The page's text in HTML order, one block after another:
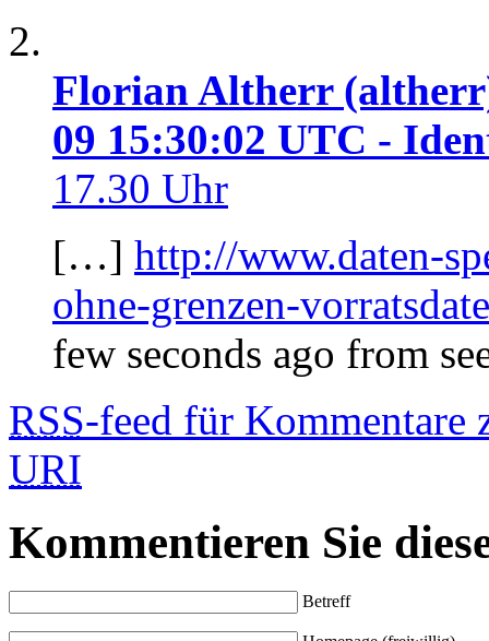
Florian Altherr
09 15:30:02 UTC -
17.30 Uhr
[…] http://www.daten-
ohne-grenzen-
few seconds ago from
RSS-feed für Kommentare
URI
Kommentieren Sie
Betreff